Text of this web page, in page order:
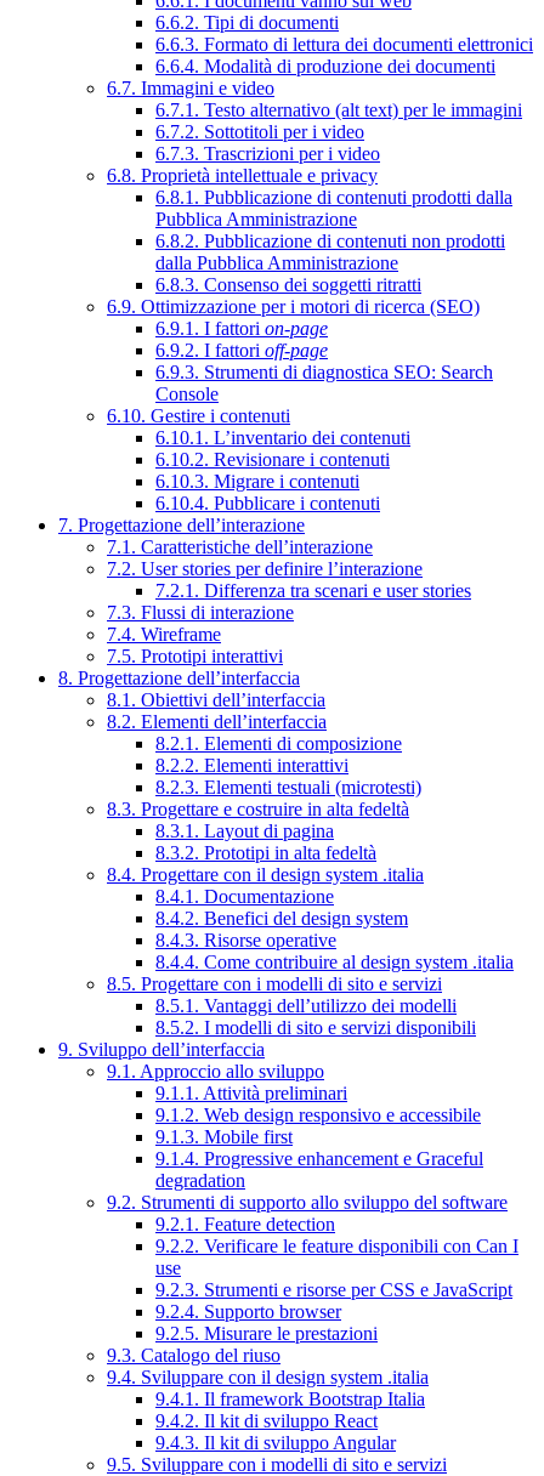
6.6.2. Tipi di documenti
6.6.3. Formato di lettura dei documenti elettronici
6.6.4. Modalità di produzione dei documenti
6.7. Immagini e video
6.7.1. Testo alternativo (alt text) per le immagini
6.7.2. Sottotitoli per i video
6.7.3. Trascrizioni per i video
6.8. Proprietà intellettuale e privacy
6.8.1. Pubblicazione di contenuti prodotti dalla
Pubblica Amministrazione
6.8.2. Pubblicazione di contenuti non prodotti
dalla Pubblica Amministrazione
6.8.3. Consenso dei soggetti ritratti
6.9. Ottimizzazione per i motori di ricerca (SEO)
6.9.1. I fattori on-page
6.9.2. I fattori off-page
6.9.3. Strumenti di diagnostica SEO: Search
Console
6.10. Gestire i contenuti
6.10.1. L’inventario dei contenuti
6.10.2. Revisionare i contenuti
6.10.3. Migrare i contenuti
6.10.4. Pubblicare i contenuti
7. Progettazione dell’interazione
7.1. Caratteristiche dell’interazione
7.2. User stories per definire l’interazione
7.2.1. Differenza tra scenari e user stories
7.3. Flussi di interazione
7.4. Wireframe
7.5. Prototipi interattivi
8. Progettazione dell’interfaccia
8.1. Obiettivi dell’interfaccia
8.2. Elementi dell’interfaccia
8.2.1. Elementi di composizione
8.2.2. Elementi interattivi
8.2.3. Elementi testuali (microtesti)
8.3. Progettare e costruire in alta fedeltà
8.3.1. Layout di pagina
8.3.2. Prototipi in alta fedeltà
8.4. Progettare con il design system .italia
8.4.1. Documentazione
8.4.2. Benefici del design system
8.4.3. Risorse operative
8.4.4. Come contribuire al design system .italia
8.5. Progettare con i modelli di sito e servizi
8.5.1. Vantaggi dell’utilizzo dei modelli
8.5.2. I modelli di sito e servizi disponibili
9. Sviluppo dell’interfaccia
9.1. Approccio allo sviluppo
9.1.1. Attività preliminari
9.1.2. Web design responsivo e accessibile
9.1.3. Mobile first
9.1.4. Progressive enhancement e Graceful
degradation
9.2. Strumenti di supporto allo sviluppo del software
9.2.1. Feature detection
9.2.2. Verificare le feature disponibili con Can I
use
9.2.3. Strumenti e risorse per CSS e JavaScript
9.2.4. Supporto browser
9.2.5. Misurare le prestazioni
9.3. Catalogo del riuso
9.4. Sviluppare con il design system .italia
9.4.1. Il framework Bootstrap Italia
9.4.2. Il kit di sviluppo React
9.4.3. Il kit di sviluppo Angular
9.5. Sviluppare con i modelli di sito e servizi